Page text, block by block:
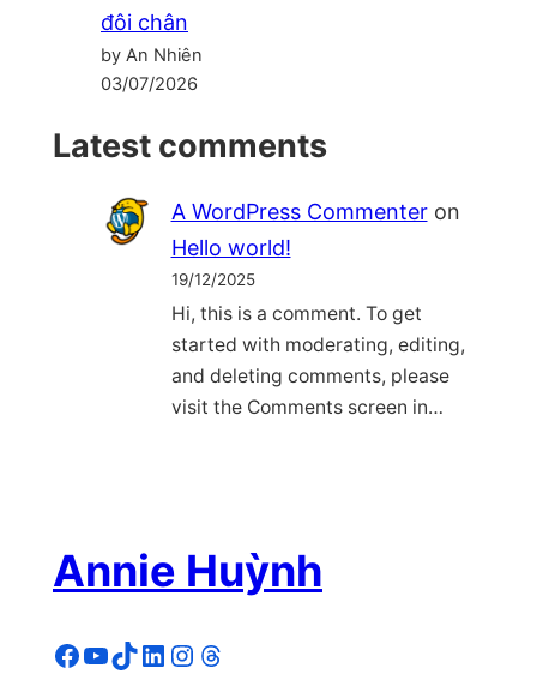
đôi chân
by An Nhiên
03/07/2026
Latest comments
A WordPress Commenteron
Hello world!
19/12/2025
Hi, this is a comment. To get
started with moderating, editing,
and deleting comments, please
visit the Comments screen in…
Annie Huỳnh
Facebook YouTube TikTok LinkedIn Instagram Threads